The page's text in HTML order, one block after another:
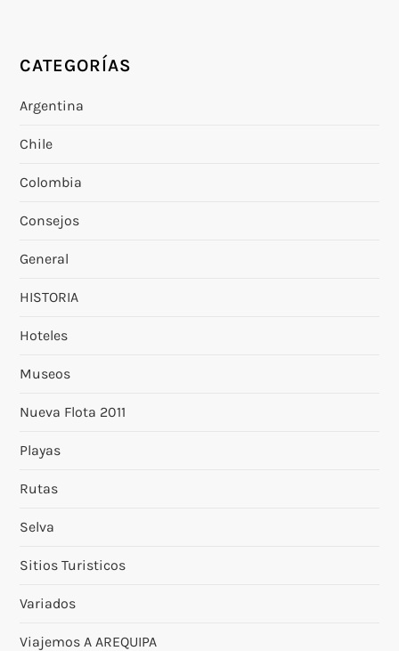
CATEGORÍAS
Argentina
Chile
Colombia
Consejos
General
HISTORIA
Hoteles
Museos
Nueva Flota 2011
Playas
Rutas
Selva
Sitios Turisticos
Variados
Viajemos A AREQUIPA